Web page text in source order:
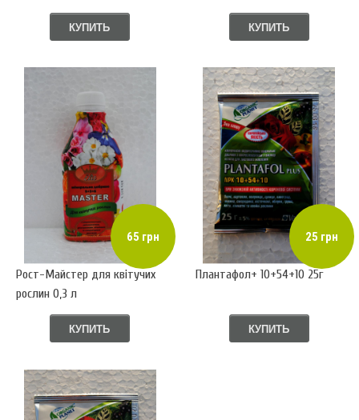
КУПИТЬ КУПИТЬ
65 грн
Рост-Майстер для квітучих
рослин 0,3 л
КУПИТЬ
25 грн
Плантафол+ 10+54+10 25г
КУПИТЬ